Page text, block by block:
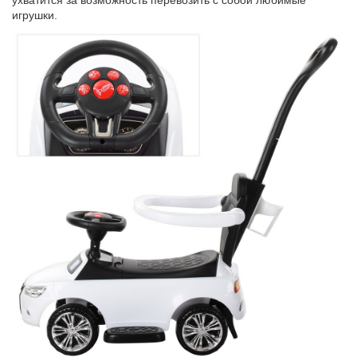
игрушки.